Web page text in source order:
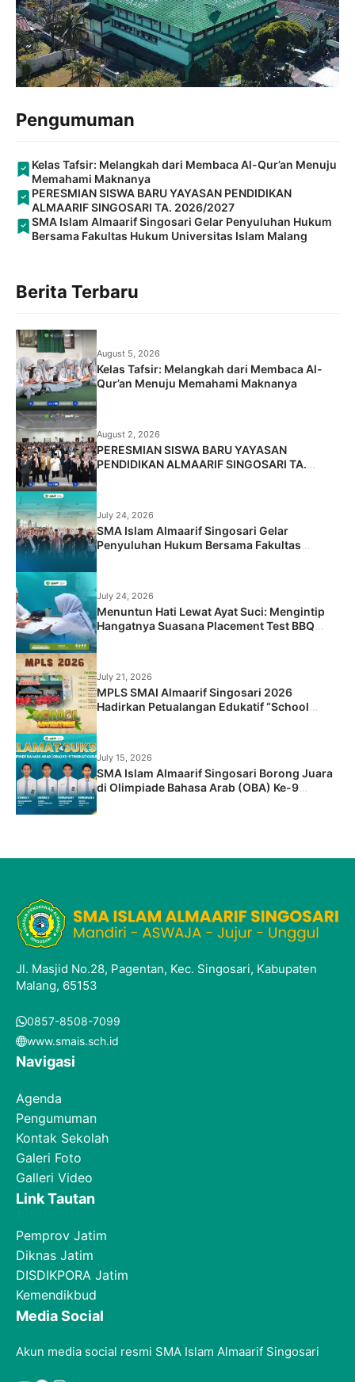
Pengumuman
Kelas Tafsir: Melangkah dari Membaca Al-Qur’an Menuju
Memahami Maknanya
PERESMIAN SISWA BARU YAYASAN PENDIDIKAN
ALMAARIF SINGOSARI TA. 2026/2027
SMA Islam Almaarif Singosari Gelar Penyuluhan Hukum
Bersama Fakultas Hukum Universitas Islam Malang
Berita Terbaru
August 5, 2026
Kelas Tafsir: Melangkah dari Membaca Al-
Qur’an Menuju Memahami Maknanya
August 2, 2026
PERESMIAN SISWA BARU YAYASAN
PENDIDIKAN ALMAARIF SINGOSARI TA.
July 24, 2026
SMA Islam Almaarif Singosari Gelar
Penyuluhan Hukum Bersama Fakultas
July 24, 2026
Menuntun Hati Lewat Ayat Suci: Mengintip
Hangatnya Suasana Placement Test BBQ
July 21, 2026
MPLS SMAI Almaarif Singosari 2026
Hadirkan Petualangan Edukatif “School
July 15, 2026
SMA Islam Almaarif Singosari Borong Juara
di Olimpiade Bahasa Arab (OBA) Ke-9
Jl. Masjid No.28, Pagentan, Kec. Singosari, Kabupaten
Malang, 65153
0857-8508-7099
www.smais.sch.id
Navigasi
Agenda
Pengumuman
Kontak Sekolah
Galeri Foto
Galleri Video
Link Tautan
Pemprov Jatim
Diknas Jatim
DISDIKPORA Jatim
Kemendikbud
Media Social
Akun media social resmi SMA Islam Almaarif Singosari